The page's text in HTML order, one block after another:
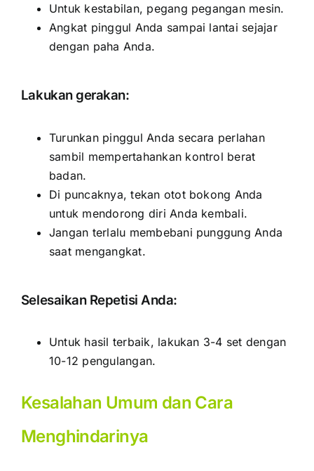
Untuk kestabilan, pegang pegangan mesin.
Angkat pinggul Anda sampai lantai sejajar
dengan paha Anda.
Lakukan gerakan:
Turunkan pinggul Anda secara perlahan
sambil mempertahankan kontrol berat
badan.
Di puncaknya, tekan otot bokong Anda
untuk mendorong diri Anda kembali.
Jangan terlalu membebani punggung Anda
saat mengangkat.
Selesaikan Repetisi Anda:
Untuk hasil terbaik, lakukan 3-4 set dengan
10-12 pengulangan.
Kesalahan Umum dan Cara
Menghindarinya